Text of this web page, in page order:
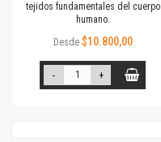
tejidos fundamentales del cuerpo
humano.
Desde $10.800,00
- +